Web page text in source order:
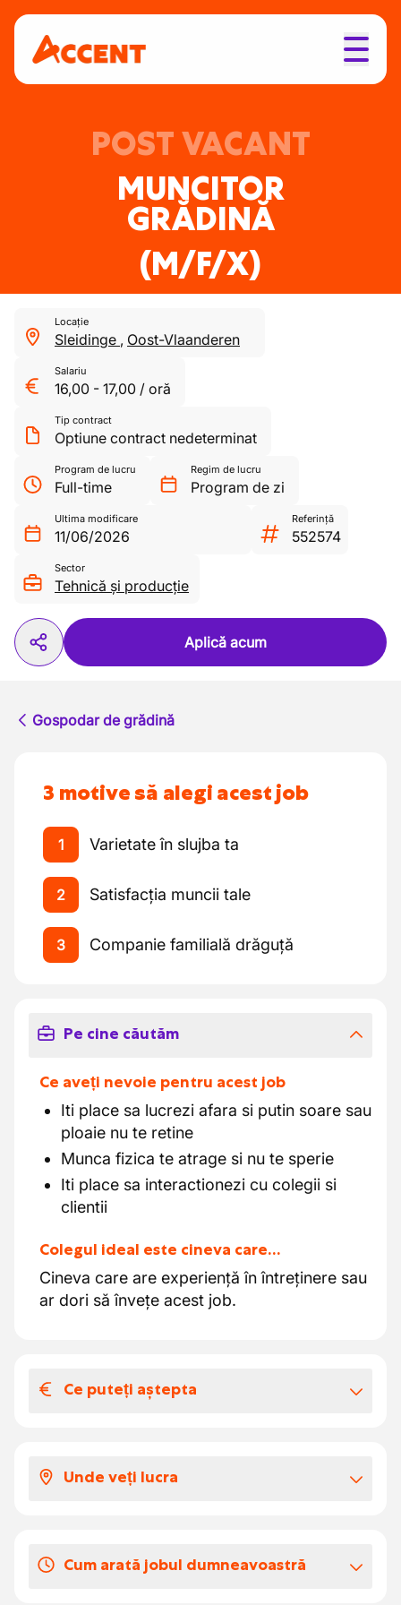
POST VACANT
MUNCITOR
GRĂDINĂ
(M/F/X)
Locație
Sleidinge , Oost-Vlaanderen
Salariu
16,00 - 17,00 / oră
Tip contract
Optiune contract nedeterminat
Program de lucru
Full-time
Regim de lucru
Program de zi
Ultima modificare
11/06/2026
Referință
552574
Sector
Tehnică și producție
Aplică acum
Gospodar de grădină
3 motive să alegi acest job
1 Varietate în slujba ta
2 Satisfacția muncii tale
3 Companie familială drăguță
Pe cine căutăm
Ce aveți nevoie pentru acest job
Iti place sa lucrezi afara si putin soare sau
ploaie nu te retine
Munca fizica te atrage si nu te sperie
Iti place sa interactionezi cu colegii si
clientii
Colegul ideal este cineva care…
Cineva care are experiență în întreținere sau
ar dori să învețe acest job.
Ce puteți aștepta
atmosferă plăcută
Primă de loialitate
Unde veți lucra
Cum arată jobul dumneavoastră